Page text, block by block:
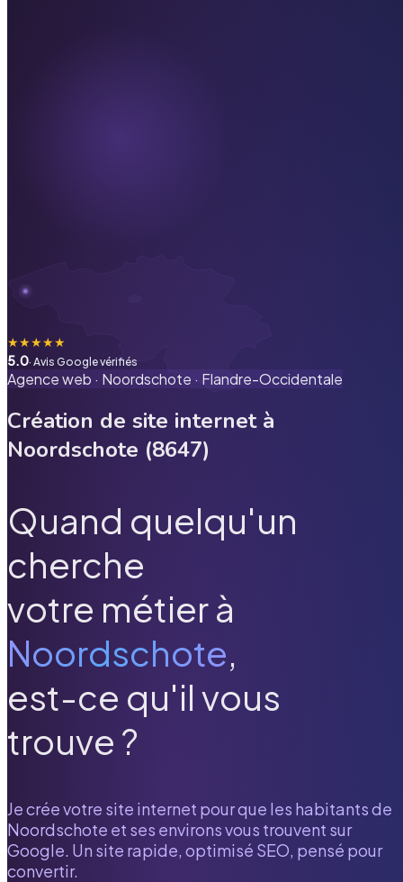
★★★★★
5.0· Avis Google vérifiés
Agence web · Noordschote · Flandre-Occidentale
Création de site internet à
Noordschote (8647)
Quand quelqu'un
cherche
votre métier à
Noordschote,
est-ce qu'il vous
trouve ?
Je crée votre site internet pour que les habitants de
Noordschote et ses environs vous trouvent sur
Google. Un site rapide, optimisé SEO, pensé pour
convertir.